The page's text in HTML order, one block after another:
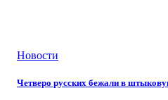
Новости
Четверо русских бежали в